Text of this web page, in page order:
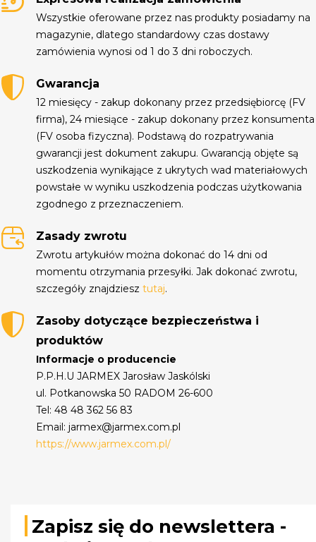
Wszystkie oferowane przez nas produkty posiadamy na
magazynie, dlatego standardowy czas dostawy
zamówienia wynosi od 1 do 3 dni roboczych.
Gwarancja
12 miesięcy - zakup dokonany przez przedsiębiorcę (FV
firma), 24 miesiące - zakup dokonany przez konsumenta
(FV osoba fizyczna). Podstawą do rozpatrywania
gwarancji jest dokument zakupu. Gwarancją objęte są
uszkodzenia wynikające z ukrytych wad materiałowych
powstałe w wyniku uszkodzenia podczas użytkowania
zgodnego z przeznaczeniem.
Zasady zwrotu
Zwrotu artykułów można dokonać do 14 dni od
momentu otrzymania przesyłki. Jak dokonać zwrotu,
szczegóły znajdziesztutaj.
Zasoby dotyczące bezpieczeństwa i
produktów
Informacje o producencie
P.P.H.U JARMEX Jarosław Jaskólski
ul. Potkanowska 50 RADOM 26-600
Tel: 48 48 362 56 83
Email: jarmex@jarmex.com.pl
https://www.jarmex.com.pl/
Zapisz się do newslettera -